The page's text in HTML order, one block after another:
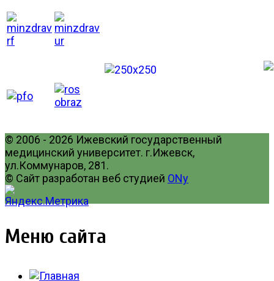
© 2006 - 2026 Ижевский государственный
медицинский университет. г.Ижевск,
ул.Коммунаров, 281.
© Сайт разработан веб студией ONy
Меню сайта